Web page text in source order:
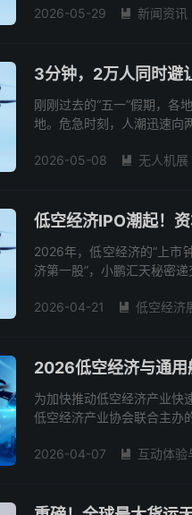
2026-05-29  新闻资讯
3分钟，2万人同时避
刚刚过去的“五一”假期，各
地。危急时刻，人潮迅速向
2026-05-08  无人机展
低空经济IPO潮起！
2026年，低空经济的“上市
济第一股”，小鹏汇天秘密
2026-04-21  低空经济
2026低空经济与通用
为加快推动低空经济产业快
低空经济产业协会联合主办
2026-04-07  互动体验